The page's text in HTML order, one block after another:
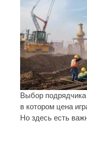
Выбор
в котором цена
Но здесь есть